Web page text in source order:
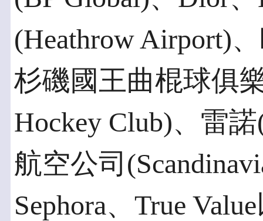
(Heathrow Airport)
杉磯國王曲棍球俱
Hockey Club)、雷
航空公司
Sephora、True